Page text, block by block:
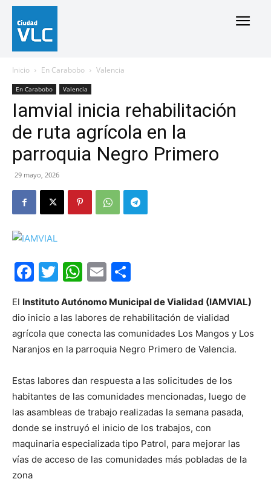
Inicio En Carabobo Valencia
En Carabobo Valencia
Iamvial inicia rehabilitación
de ruta agrícola en la
parroquia Negro Primero
29 mayo, 2026
Facebook
Twitter
WhatsApp
Email
El Instituto Autónomo Municipal de Vialidad (IAMVIAL)
dio inicio a las labores de rehabilitación de vialidad
agrícola que conecta las comunidades Los Mangos y Los
Naranjos en la parroquia Negro Primero de Valencia.
Estas labores dan respuesta a las solicitudes de los
habitantes de las comunidades mencionadas, luego de
las asambleas de trabajo realizadas la semana pasada,
donde se instruyó el inicio de los trabajos, con
maquinaria especializada tipo Patrol, para mejorar las
vías de acceso de las comunidades más pobladas de la
zona